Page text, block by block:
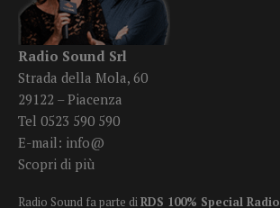
Radio Sound Srl
Strada della Mola, 60
29122 – Piacenza
Tel 0523 590 590
E-mail: info@
Scopri di più
Radio Sound fa parte diRDS 100% Special Radio